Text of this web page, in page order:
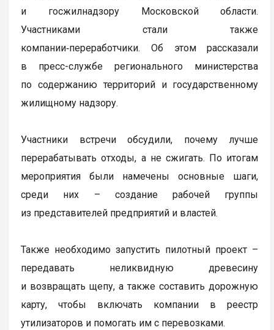
и госжилнадзору Московской области.
Участниками стали также
компании‑переработчики. Об этом рассказали
в пресс-службе регионального министерства
по содержанию территорий и государственному
жилищному надзору.
Участники встречи обсудили, почему лучше
перерабатывать отходы, а не сжигать. По итогам
мероприятия были намечены основные шаги,
среди них – создание рабочей группы
из представителей предприятий и властей.
Также необходимо запустить пилотный проект –
передавать неликвидную древесину
и возвращать щепу, а также составить дорожную
карту, чтобы включать компании в реестр
утилизаторов и помогать им с перевозками.